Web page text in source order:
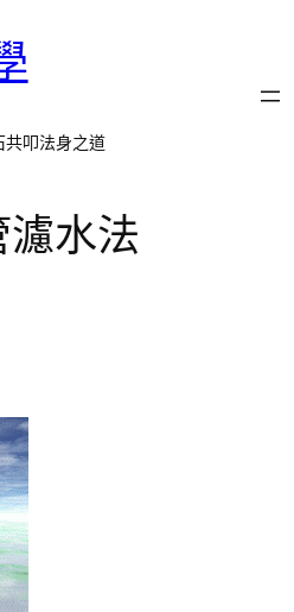
共叩法身之道
水法